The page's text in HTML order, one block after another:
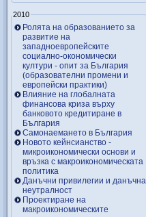
2010
Ролята на образованието за
развитие на
западноевропейските
социално-окономически
култури - опит за България
(образователни промени и
европейски практики)
Влияние на глобалната
финансова криза върху
банковото кредитиране в
България
Самонаемането в България
Новото кейнсианство -
микроикономически основи и
връзка с макроикономическата
политика
Данъчни привилегии и данъчна
неутралност
Проектиране на
макроикономическите